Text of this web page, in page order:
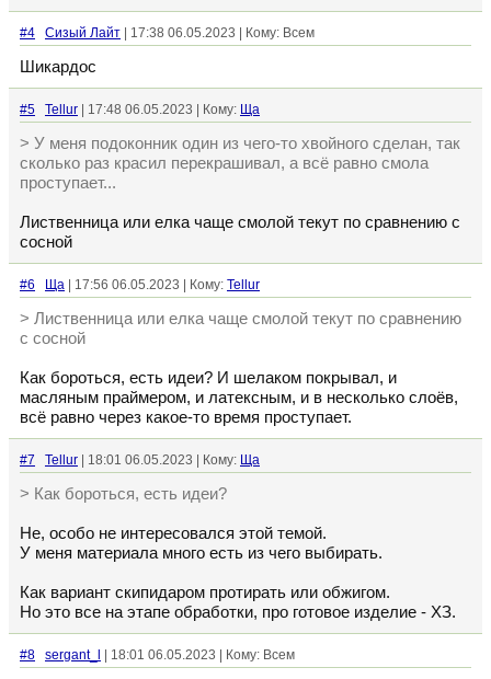
#4 Сизый Лайт | 17:38 06.05.2023 | Кому: Всем
Шикардос
#5 Tellur | 17:48 06.05.2023 | Кому: Ща
> У меня подоконник один из чего-то хвойного сделан, так
сколько раз красил перекрашивал, а всё равно смола
проступает...
Лиственница или елка чаще смолой текут по сравнению с
сосной
#6 Ща | 17:56 06.05.2023 | Кому: Tellur
> Лиственница или елка чаще смолой текут по сравнению
с сосной
Как бороться, есть идеи? И шелаком покрывал, и
масляным праймером, и латексным, и в несколько слоёв,
всё равно через какое-то время проступает.
#7 Tellur | 18:01 06.05.2023 | Кому: Ща
> Как бороться, есть идеи?
Не, особо не интересовался этой темой.
У меня материала много есть из чего выбирать.
Как вариант скипидаром протирать или обжигом.
Но это все на этапе обработки, про готовое изделие - ХЗ.
#8 sergant_l | 18:01 06.05.2023 | Кому: Всем